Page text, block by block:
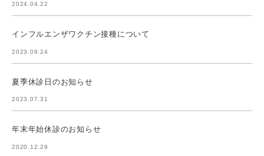
2024.04.22
インフルエンザワクチン接種について
2023.09.24
夏季休診日のお知らせ
2023.07.31
年末年始休診のお知らせ
2020.12.29